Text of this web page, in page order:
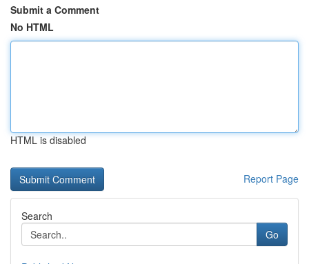
Submit a Comment
No HTML
HTML is disabled
Report Page
Search
Go